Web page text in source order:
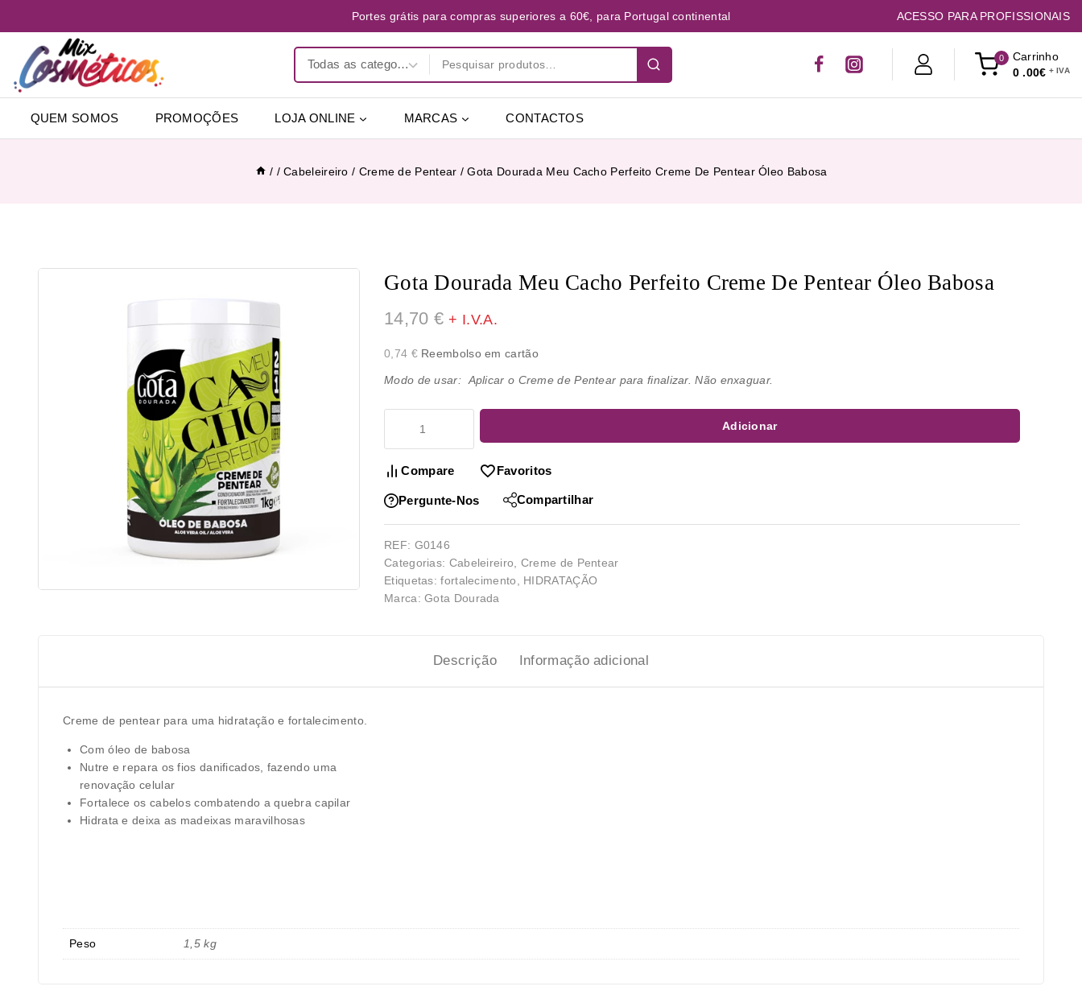
Portes grátis para compras superiores a 60€, para Portugal continental ACESSO PARA PROFISSIONAIS
0
Carrinho
0 .00€
QUEM SOMOS PROMOÇÕES LOJA ONLINE MARCAS CONTACTOS
/ / Cabeleireiro / Creme de Pentear / Gota Dourada Meu Cacho Perfeito Creme De Pentear Óleo Babosa
Gota Dourada Meu Cacho Perfeito Creme De Pentear Óleo Babosa
14,70 € + I.V.A.
0,74 €Reembolso em cartão
Modo de usar: Aplicar o Creme de Pentear para finalizar. Não enxaguar.
Adicionar
Compare Favoritos
Pergunte-Nos Compartilhar
REF: G0146
Categorias: Cabeleireiro
Creme de Pentear
Etiquetas:fortalecimento
HIDRATAÇÃO
Marca:Gota Dourada
Descrição Informação adicional
Creme de pentear para uma hidratação e fortalecimento.
Com óleo de babosa
Nutre e repara os fios danificados, fazendo uma
renovação celular
Fortalece os cabelos combatendo a quebra capilar
Hidrata e deixa as madeixas maravilhosas
Peso 1,5 kg